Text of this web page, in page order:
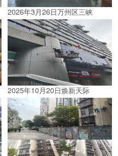
2026年3月26日万州区三峡
2025年10月20日焕新天际